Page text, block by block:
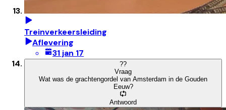
Treinverkeersleiding
Aflevering
31 jan 17
??
Vraag
Wat was de grachtengordel van Amsterdam in de Gouden
Eeuw?
Antwoord